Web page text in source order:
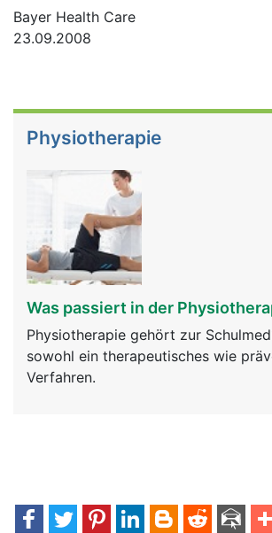
Bayer Health Care
23.09.2008
Physiotherapie
Was passiert in der
Physiotherapie gehört zur
sowohl ein therapeutisches wie
Verfahren.